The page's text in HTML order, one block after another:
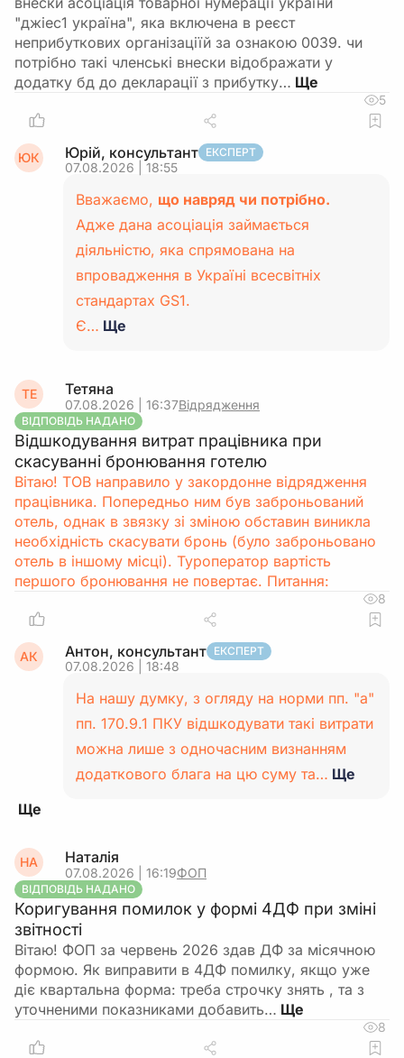
"джіес1 україна", яка включена в реєст
неприбуткових організаціїй за ознакою 0039. чи
потрібно такі членські внески відображати у
додатку бд до декларації з прибутку…
5
ЮК Юрій, консультант ЕКСПЕРТ
07.08.2026 | 18:55
Вважаємо, що навряд чи потрібно.
Адже дана асоціація займається
діяльністю, яка спрямована на
впровадження в Україні всесвітніх
стандартах GS1.
Є… Ще
ТЕ Тетяна
07.08.2026 | 16:37Відрядження
ВІДПОВІДЬ НАДАНО
Відшкодування витрат працівника при
скасуванні бронювання готелю
Вітаю! ТОВ направило у закордонне відрядження
працівника. Попередньо ним був заброньований
отель, однак в звязку зі зміною обставин виникла
необхідність скасувати бронь (було заброньовано
отель в іншому місці). Туроператор вартість
першого бронювання не повертає. Питання:
8
АК Антон, консультант ЕКСПЕРТ
07.08.2026 | 18:48
На нашу думку, з огляду на норми пп. "а"
пп. 170.9.1 ПКУ відшкодувати такі витрати
можна лише з одночасним визнанням
додаткового блага на цю суму та… Ще
НА Наталія
07.08.2026 | 16:19ФОП
ВІДПОВІДЬ НАДАНО
Коригування помилок у формі 4ДФ при зміні
звітності
Вітаю! ФОП за червень 2026 здав ДФ за місячною
формою. Як виправити в 4ДФ помилку, якщо уже
діє квартальна форма: треба строчку знять , та з
уточненими показниками добавить…
8